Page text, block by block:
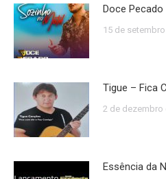
Doce
15 de
Tigue – Fica
2 de dezembro
Essência da